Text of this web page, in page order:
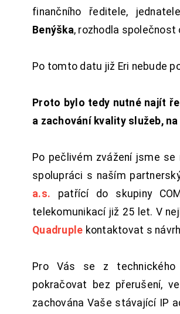
finančního ředitele,
Benýška, rozhodla
Po tomto datu již Eri nebude
Proto bylo tedy nutné najít
a zachování kvality služeb,
Po pečlivém zvážení jsme
spolupráci s naším
a.s. patřící do skupiny
telekomunikací již 25 let. V
Quadruple kontaktovat s
Pro Vás se z technického
pokračovat bez přerušení,
zachována Vaše stávající IP